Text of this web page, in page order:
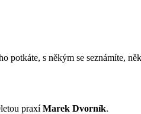
potkáte, s někým se seznámíte,
praxíMarek Dvorník.